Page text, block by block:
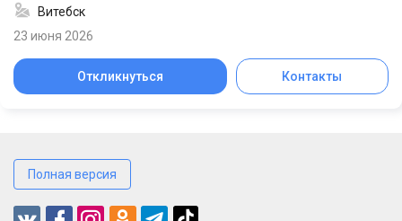
Витебск
23 июня 2026
Откликнуться Контакты
Полная версия